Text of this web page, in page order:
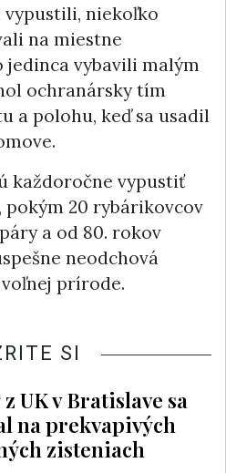
vypustili, niekoľko
na miestne
jedinca vybavili malým
ochranársky tím
a polohu, keď sa usadil
každoročne vypustiť
pokým 20 rybárikovcov
a od 80. rokov
neodchová
prírode.
SI
UK v Bratislave sa
na prekvapivých
zisteniach